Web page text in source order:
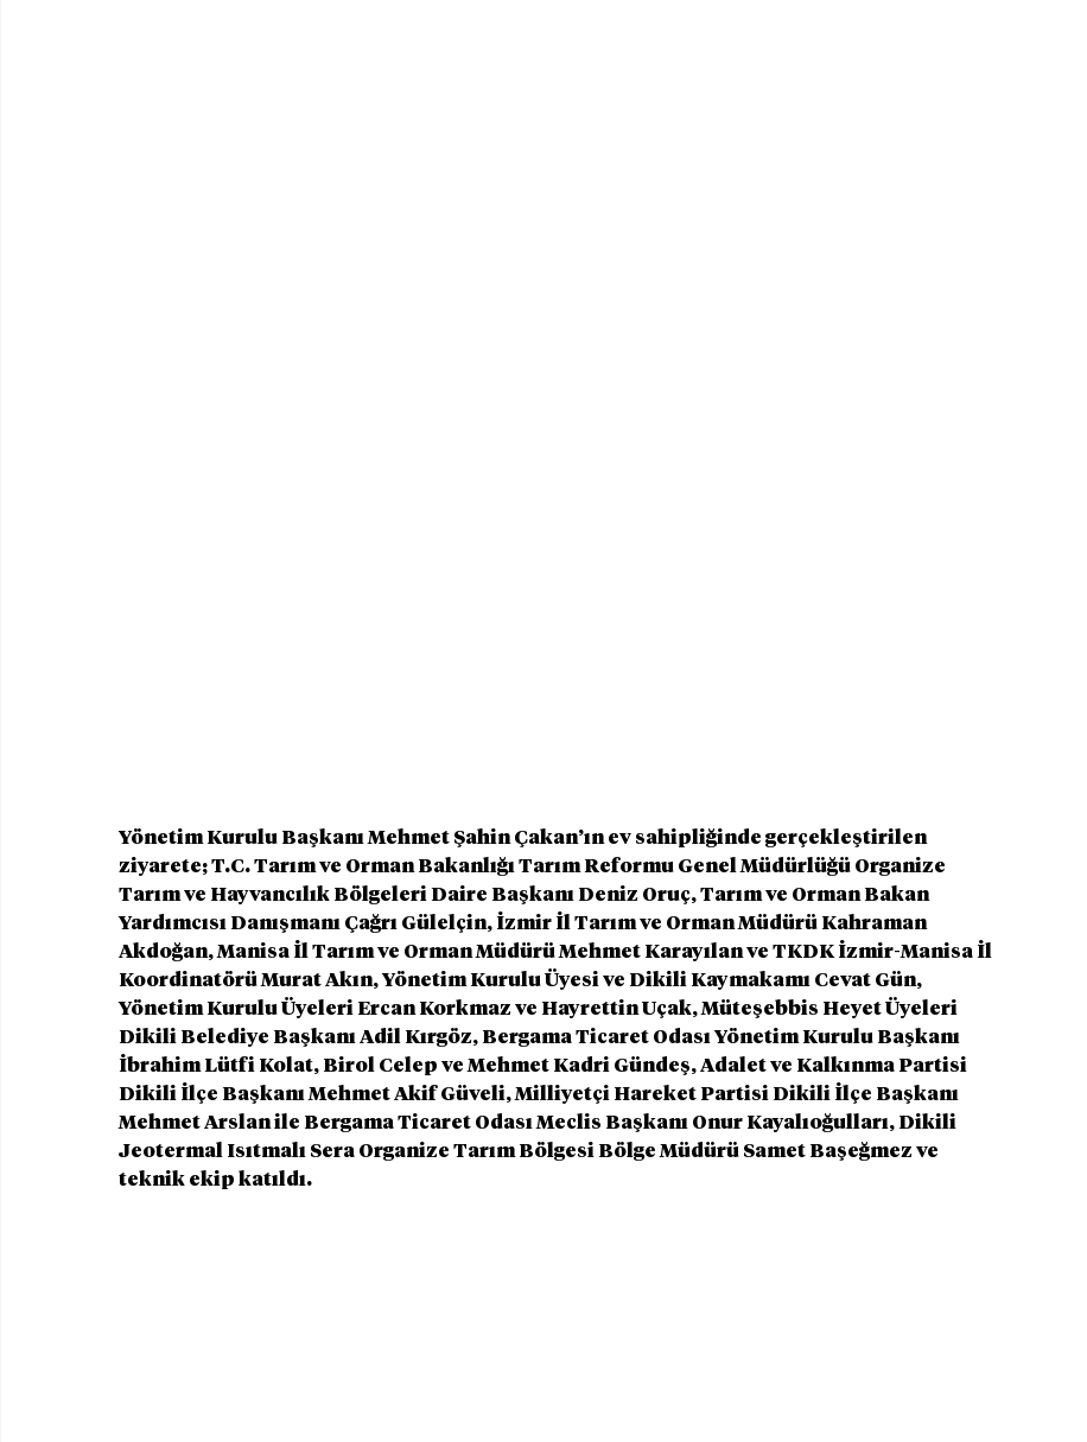
Yönetim Kurulu Başkanı Mehmet Şahin Çakan’ın ev sahipliğinde gerçekleştirilen
ziyarete; T.C. Tarım ve Orman Bakanlığı Tarım Reformu Genel Müdürlüğü Organize
Tarım ve Hayvancılık Bölgeleri Daire Başkanı Deniz Oruç, Tarım ve Orman Bakan
Yardımcısı Danışmanı Çağrı Gülelçin, İzmir İl Tarım ve Orman Müdürü Kahraman
Akdoğan, Manisa İl Tarım ve Orman Müdürü Mehmet Karayılan ve TKDK İzmir-Manisa İl
Koordinatörü Murat Akın, Yönetim Kurulu Üyesi ve Dikili Kaymakamı Cevat Gün,
Yönetim Kurulu Üyeleri Ercan Korkmaz ve Hayrettin Uçak, Müteşebbis Heyet Üyeleri
Dikili Belediye Başkanı Adil Kırgöz, Bergama Ticaret Odası Yönetim Kurulu Başkanı
İbrahim Lütfi Kolat, Birol Celep ve Mehmet Kadri Gündeş, Adalet ve Kalkınma Partisi
Dikili İlçe Başkanı Mehmet Akif Güveli, Milliyetçi Hareket Partisi Dikili İlçe Başkanı
Mehmet Arslan ile Bergama Ticaret Odası Meclis Başkanı Onur Kayalıoğulları, Dikili
Jeotermal Isıtmalı Sera Organize Tarım Bölgesi Bölge Müdürü Samet Başeğmez ve
teknik ekip katıldı.